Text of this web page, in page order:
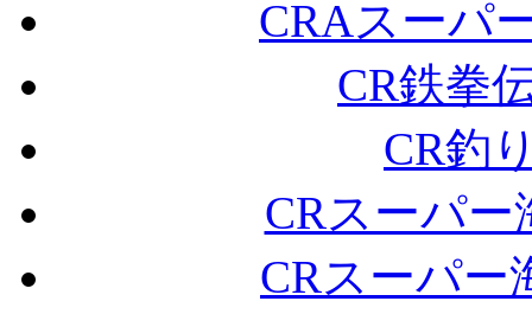
CRAスーパ
CR鉄拳
CR釣
CRスーパー
CRスーパー